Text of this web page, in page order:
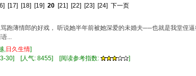
[17] [18] [19] 20 [21] [22] [23] [24] 下一页
跑薄情郎的好戏， 听说她半年前被她深爱的未婚夫──也就是我堂侄
...
, 日久 生情]
30] [人气: 8455] [阅读参考指数:
]